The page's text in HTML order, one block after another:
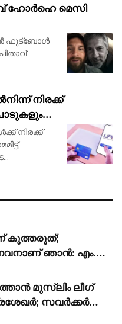
ശനി
ഹോർഹെ മെസി
ഫുട്ബോൾ
അന്ത്യം.
നിരക്ക്
തുടരുമെന്ന്
നിരക്ക്
കുത്തരുത്;
ഞാൻ: എം.വി.
ആയങ്കി
മുസ്ലിം ലീഗ്
സവർക്കർ
പ്രതികരണം